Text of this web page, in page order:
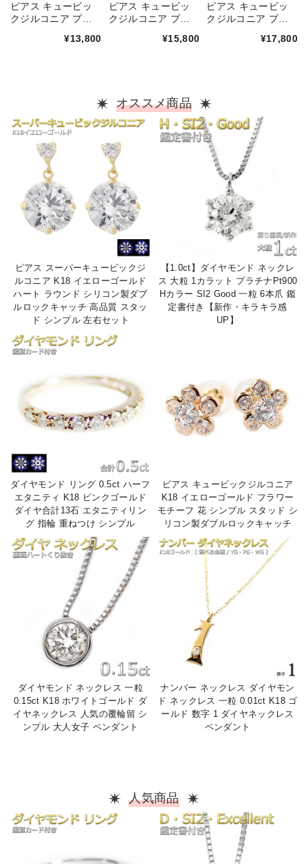
ピアス キュービッ
クジルコニア プラ
ポスト 片側0.1ctサ
¥13,800
ピアス キュービッ
クジルコニア プラ
ポスト 片側0.25ctサ
ル
¥15,800
ピアス キュービッ
クジルコニア プラ
ポスト 片側0.5ctサ
ル
¥17,800
オススメ商品
ピアス スーパーキュービックジ
ルコニア K18 イエローゴールド
ハート ラウンド シリコン製ダブ
ルロックキャッチ 高品質 スタッ
ド シンプル 左右セット
【1.0ct】ダイヤモンド ネックレ
ス 大粒 1カラット プラチナPt900
Hカラー SI2 Good 一粒 6本爪 鑑
定書付き【新作・キラキラ感
UP】
ダイヤモンド リング 0.5ct ハーフ
エタニティ K18 ピンクゴールド
ダイヤ合計13石 エタニティリン
グ 指輪 重ねつけ シンプル
ピアス キュービックジルコニア
K18 イエローゴールド フラワー
モチーフ 花 シンプル スタッド シ
リコン製ダブルロックキャッチ
ダイヤモンド ネックレス 一粒
0.15ct K18 ホワイトゴールド ダ
イヤネックレス 人気の覆輪留 シ
ンプル 大人女子 ペンダント
ナンバー ネックレス ダイヤモン
ド ネックレス 一粒 0.01ct K18 ゴ
ールド 数字 1 ダイヤネックレス
ペンダント
人気商品